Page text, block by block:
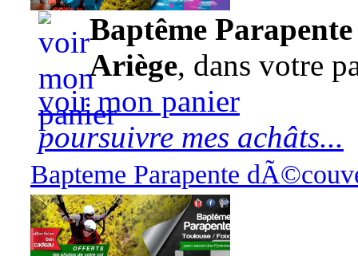
95,00 euros
Baptême
Ariège, dans votre
voir mon panier
poursuivre mes achâts...
Bapteme Parapente